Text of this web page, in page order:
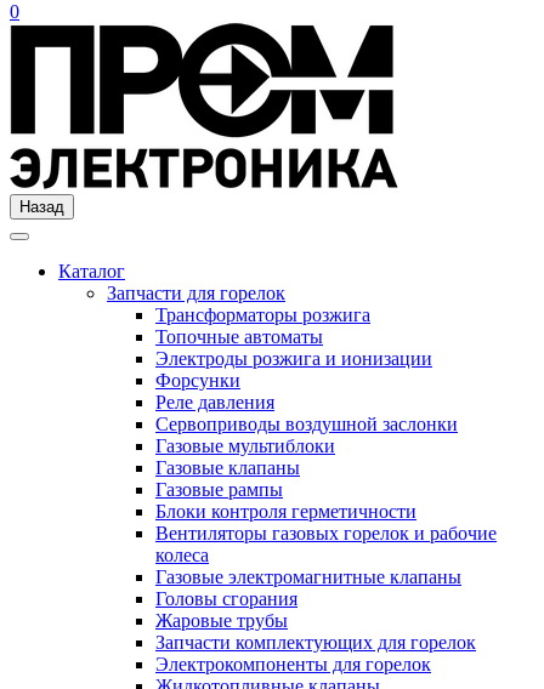
0
Назад
Каталог
Запчасти для горелок
Трансформаторы розжига
Топочные автоматы
Электроды розжига и ионизации
Форсунки
Реле давления
Сервоприводы воздушной заслонки
Газовые мультиблоки
Газовые клапаны
Газовые рампы
Блоки контроля герметичности
Вентиляторы газовых горелок и рабочие
колеса
Газовые электромагнитные клапаны
Головы сгорания
Жаровые трубы
Запчасти комплектующих для горелок
Электрокомпоненты для горелок